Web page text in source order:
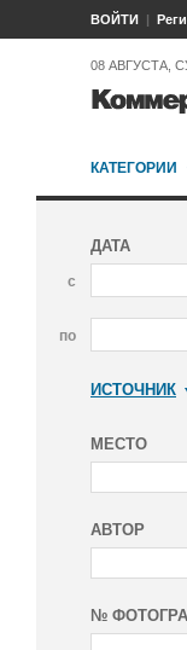
ВОЙТИ
08 АВГУСТА,
КАТЕГОРИИ
ДАТА
с
по
ИСТОЧНИК
МЕСТО
АВТОР
№